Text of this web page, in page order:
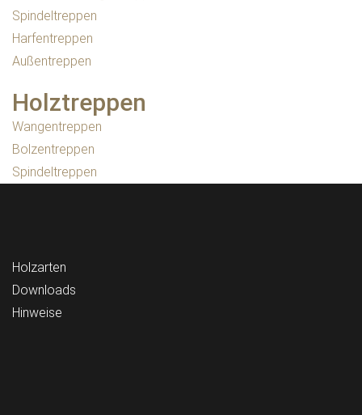
Spindeltreppen
Harfentreppen
Außentreppen
Holztreppen
Wangentreppen
Bolzentreppen
Spindeltreppen
Holzarten
Downloads
Hinweise